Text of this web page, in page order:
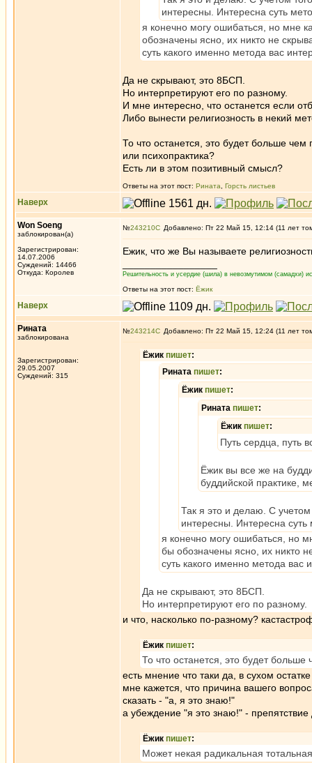
интересны. Интересна суть
я конечно могу ошибаться, но мне
обозначены ясно, их никто не
суть какого именно метода вас
Да не скрывают, это 8БСП.
Но интерпретируют его по разному.
И мне интересно, что останется если
Либо вынести религиозность в некий
То что останется, это будет больше
или психопрактика?
Есть ли в этом позитивный смысл?
Ответы на этот пост: Рината Горсть листьев
Наверх
Won Soeng
заблокирован(а)
Зарегистрирован:
14.07.2006
Суждений: 14466
Откуда: Королев
№243210 Добавлено: Пт 22 Май 15, 12:14 (11 лет
Ежик, что же Вы называете
Решительность и усердие (шила) в невозмутимом (самадхи)
Ответы на этот пост: Ёжик
Наверх
Рината
заблокирована
Зарегистрирован:
29.05.2007
Суждений: 315
№243214 Добавлено: Пт 22 Май 15, 12:24 (11 лет
Ёжик пишет:
Рината пишет:
Ёжик пишет:
Рината пишет:
Ёжик пишет:
Путь сердца, путь
Ёжик вы все же на
буддийской практике,
Так я это и делаю. С
интересны. Интересна суть
я конечно могу ошибаться, но
бы обозначены ясно, их никто
суть какого именно метода вас
Да не скрывают, это 8БСП.
Но интерпретируют его по разному.
и что, насколько по-разному?
Ёжик пишет:
То что останется, это будет больше
есть мнение что таки да, в сухом
мне кажется, что причина вашего
сказать - "а, я это знаю!"
а убеждение "я это знаю!" -
Ёжик пишет:
Может некая радикальная